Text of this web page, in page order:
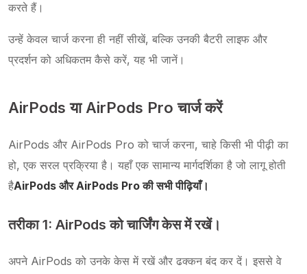
करते हैं।
उन्हें केवल चार्ज करना ही नहीं सीखें, बल्कि उनकी बैटरी लाइफ और
प्रदर्शन को अधिकतम कैसे करें, यह भी जानें।
AirPods या AirPods Pro चार्ज करें
AirPods और AirPods Pro को चार्ज करना, चाहे किसी भी पीढ़ी का
हो, एक सरल प्रक्रिया है। यहाँ एक सामान्य मार्गदर्शिका है जो लागू होती
हैAirPods और AirPods Pro की सभी पीढ़ियाँ।
तरीका 1: AirPods को चार्जिंग केस में रखें।
अपने AirPods को उनके केस में रखें और ढक्कन बंद कर दें। इससे वे